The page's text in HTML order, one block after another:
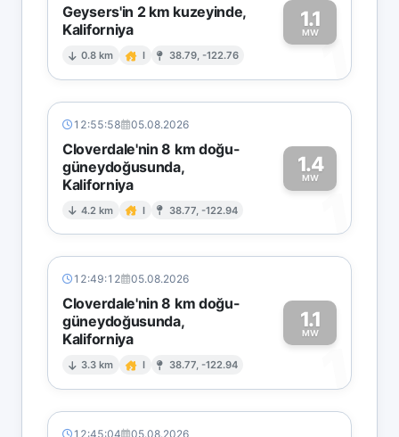
Geysers'in 2 km kuzeyinde,
Kaliforniya
0.8 km I 38.79, -122.76
1.1
MW1
12:55:58 05.08.2026
Cloverdale'nin 8 km doğu-
güneydoğusunda,
Kaliforniya
4.2 km I 38.77, -122.94
1.4
MW
1
12:49:12 05.08.2026
Cloverdale'nin 8 km doğu-
güneydoğusunda,
Kaliforniya
3.3 km I 38.77, -122.94
1.1
MW
1
12:45:04 05.08.2026